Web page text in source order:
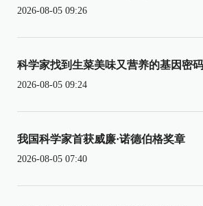
2026-08-05 09:26
科学家找到生菜美味又营养的基因密码
2026-08-05 09:24
我国科学家首获威廉·诺德伯格奖章
2026-08-05 07:40